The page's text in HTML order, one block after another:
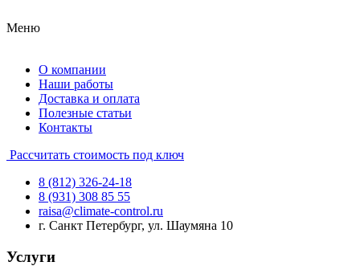
Меню
О компании
Наши работы
Доставка и оплата
Полезные статьи
Контакты
Рассчитать стоимость под ключ
8 (812) 326-24-18
8 (931) 308 85 55
raisa@climate-control.ru
г. Санкт Петербург, ул. Шаумяна 10
Услуги